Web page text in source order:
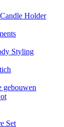
Holder
Styling
gebouwen
Set